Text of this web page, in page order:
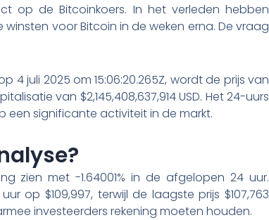
op de Bitcoinkoers. In het verleden hebben
voor Bitcoin in de weken erna. De vraag
juli 2025 om 15:06:20.265Z, wordt de prijs van
van $2,145,408,637,914 USD. Het 24-uurs
een significante activiteit in de markt.
zien met -1.64001% in de afgelopen 24 uur.
op $109,997, terwijl de laagste prijs $107,763
investeerders rekening moeten houden.